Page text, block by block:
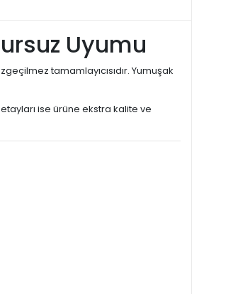
Uyumu
tamamlayıcısıdır. Yumuşak
ise ürüne ekstra kalite ve